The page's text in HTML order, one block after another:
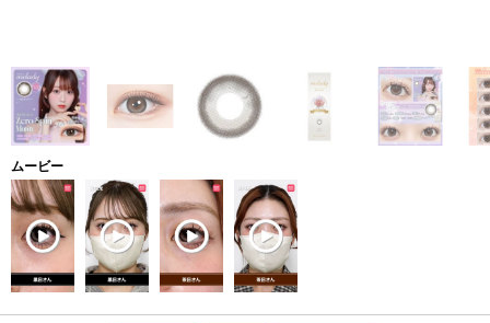
ムービー